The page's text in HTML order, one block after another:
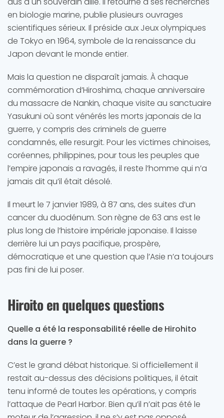
en biologie marine, publie plusieurs ouvrages
scientifiques sérieux. Il préside aux Jeux olympiques
de Tokyo en 1964, symbole de la renaissance du
Japon devant le monde entier.
Mais la question ne disparaît jamais. À chaque
commémoration d’Hiroshima, chaque anniversaire
du massacre de Nankin, chaque visite au sanctuaire
Yasukuni où sont vénérés les morts japonais de la
guerre, y compris des criminels de guerre
condamnés, elle resurgit. Pour les victimes chinoises,
coréennes, philippines, pour tous les peuples que
l’empire japonais a ravagés, il reste l’homme qui n’a
jamais dit qu’il était désolé.
Il meurt le 7 janvier 1989, à 87 ans, des suites d’un
cancer du duodénum. Son règne de 63 ans est le
plus long de l’histoire impériale japonaise. Il laisse
derrière lui un pays pacifique, prospère,
démocratique et une question que l’Asie n’a toujours
pas fini de lui poser.
Hiroito en quelques questions
Quelle a été la responsabilité réelle de Hirohito
dans la guerre ?
C’est le grand débat historique. Si officiellement il
restait au-dessus des décisions politiques, il était
tenu informé de toutes les opérations, y compris
l’attaque de Pearl Harbor. Bien qu’il n’ait pas été le